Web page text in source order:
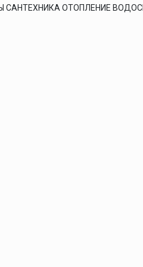
САНТЕХНИКА ОТОПЛЕНИЕ